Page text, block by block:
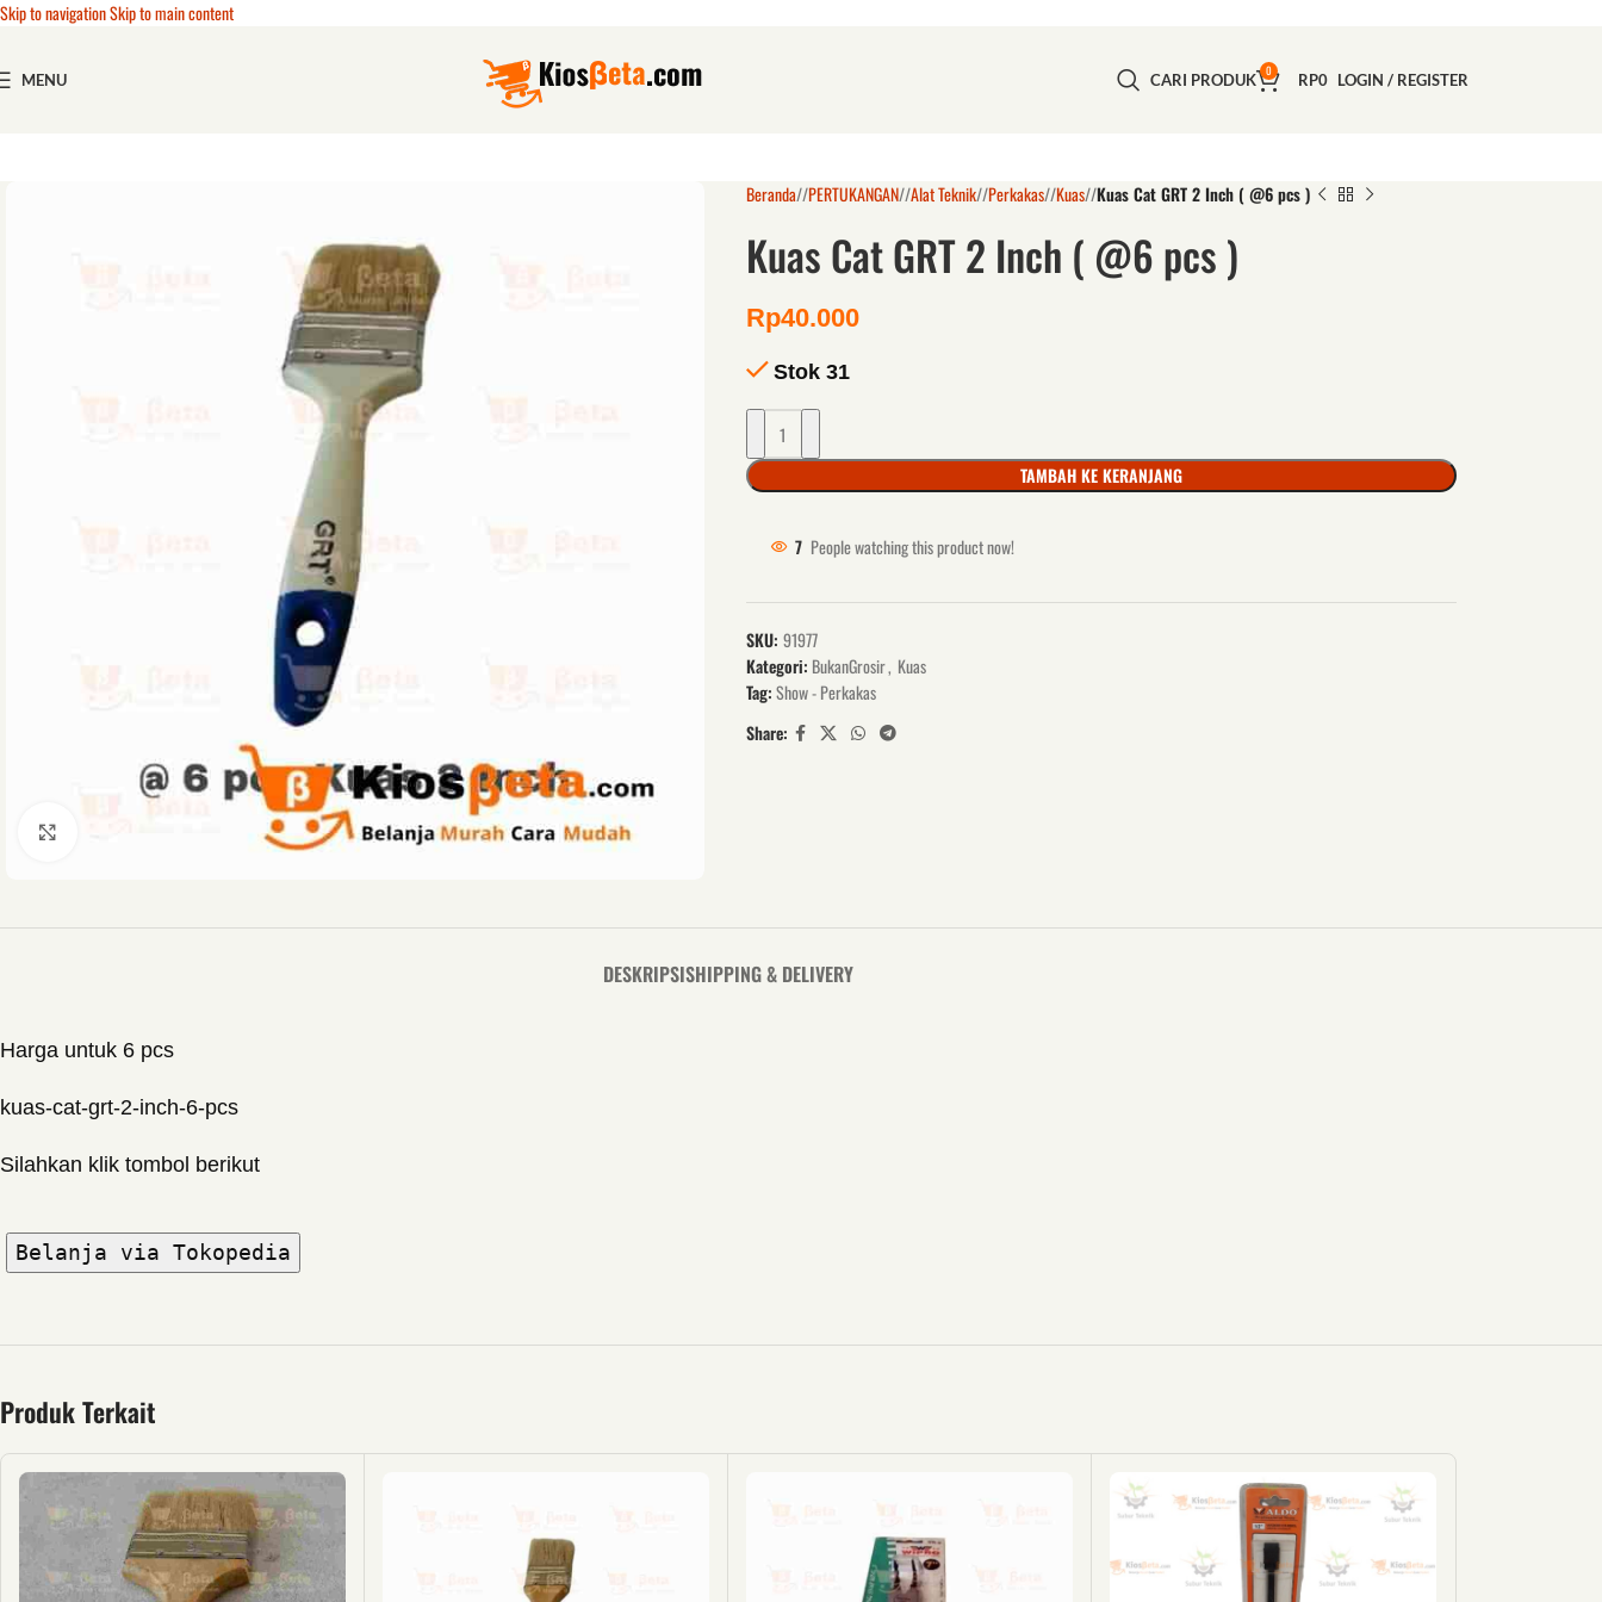
Skip to navigationSkip to main content
MENU CARI PRODUK 0 RP0 LOGIN / REGISTER
Beranda/ PERTUKANGAN/ Alat Teknik/ Perkakas/ Kuas/ Kuas Cat GRT 2 Inch ( @6 pcs )
Kuas Cat GRT 2 Inch ( @6 pcs )
Rp40.000
Stok 31
TAMBAH KE KERANJANG
7 People watching this product now!
SKU: 91977
Kategori: BukanGrosir, Kuas
Tag:Show - Perkakas
Share:
DESKRIPSISHIPPING & DELIVERY
Harga untuk 6 pcs
kuas-cat-grt-2-inch-6-pcs
Silahkan klik tombol berikut
Belanja via Tokopedia
Produk Terkait